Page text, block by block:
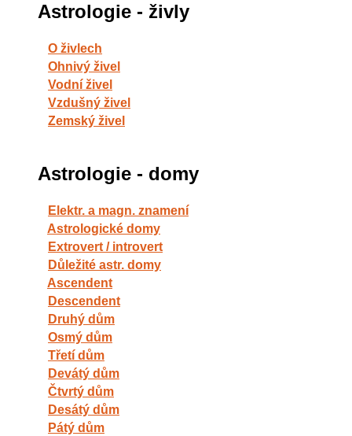
Astrologie - živly
O živlech
Ohnivý živel
Vodní živel
Vzdušný živel
Zemský živel
Astrologie - domy
Elektr. a magn. znamení
Astrologické domy
Extrovert / introvert
Důležité astr. domy
Ascendent
Descendent
Druhý dům
Osmý dům
Třetí dům
Devátý dům
Čtvrtý dům
Desátý dům
Pátý dům